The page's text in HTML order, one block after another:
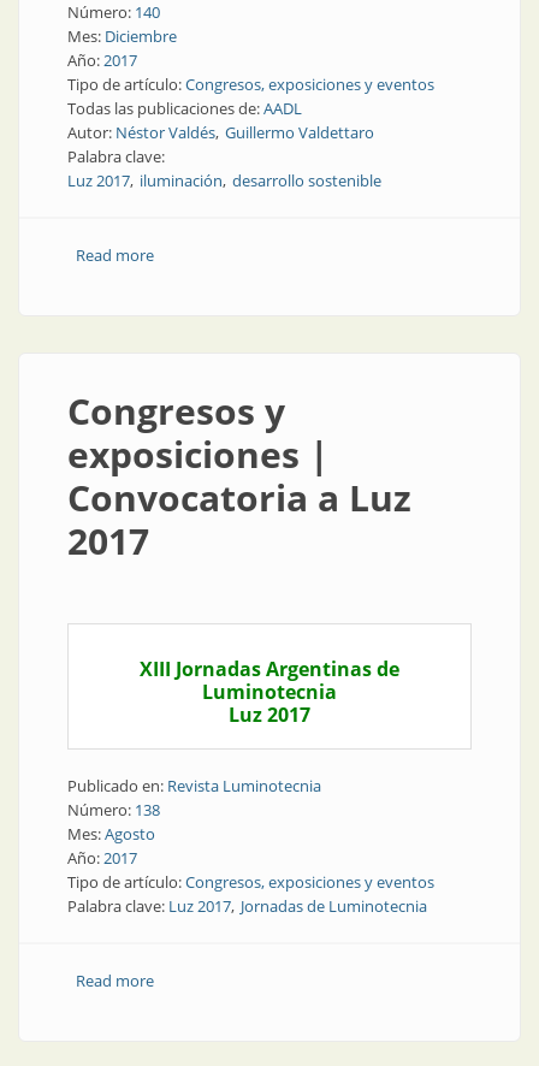
Número: 140
Mes: Diciembre
Año:2017
Tipo de artículo:Congresos, exposiciones y eventos
Todas las publicaciones de:AADL
Autor: Néstor Valdés Guillermo Valdettaro
Palabra clave:
Luz 2017 iluminación desarrollo sostenible
Read moreabout Congresos y exposiciones | Luz 2017:
Congresos y
exposiciones |
Convocatoria a Luz
2017
XIII Jornadas Argentinas de
Luminotecnia
Luz 2017
Publicado en: Revista Luminotecnia
Número: 138
Mes:Agosto
Año:2017
Tipo de artículo:Congresos, exposiciones y eventos
Palabra clave: Luz 2017 Jornadas de Luminotecnia
Read moreabout Congresos y exposiciones | Convocatoria a Luz